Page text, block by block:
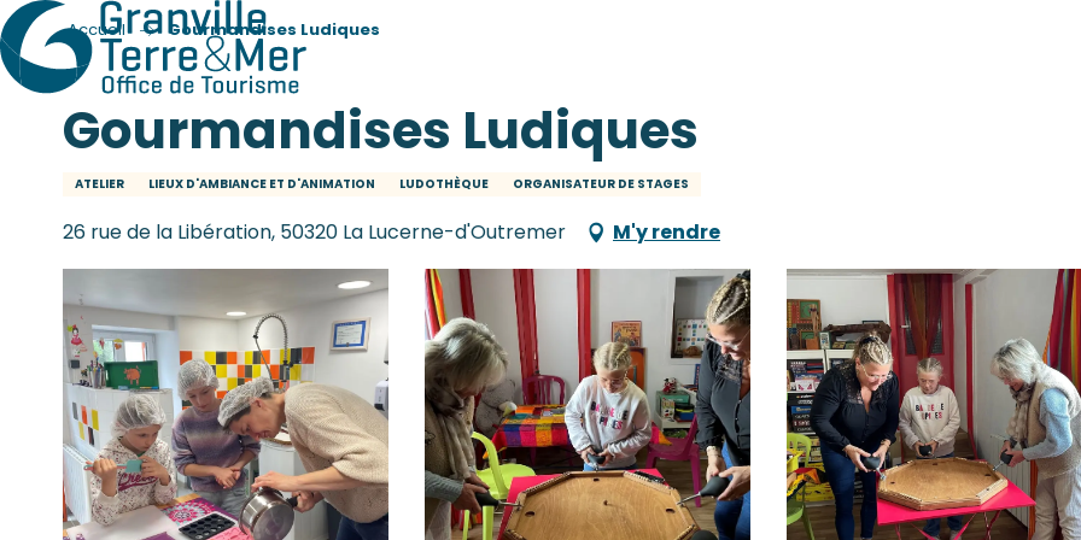
Accueil Gourmandises Ludiques
Gourmandises Ludiques
ATELIER LIEUX D'AMBIANCE ET D'ANIMATION LUDOTHÈQUE ORGANISATEUR DE STAGES
26 rue de la Libération, 50320 La Lucerne-d'Outremer M'y rendre